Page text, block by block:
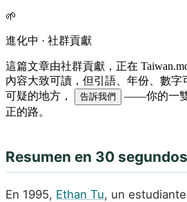
🌱
進化中 · 社群貢獻
這篇文章由社群貢獻，正在
內容大致可讀，但引語、年份、數字
可疑的地方，
告訴我們
——你的一
正的路。
Resumen en 30 segundos
En 1995, Ethan Tu, un